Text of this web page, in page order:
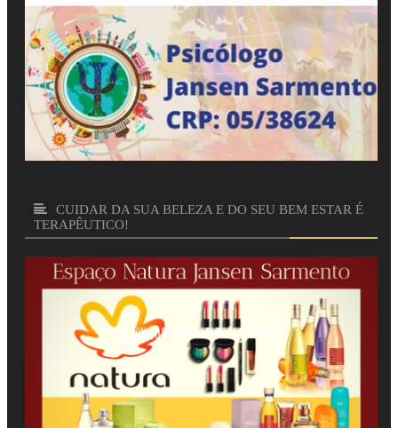
CUIDAR DA SUA BELEZA E DO SEU BEM ESTAR É
TERAPÊUTICO!